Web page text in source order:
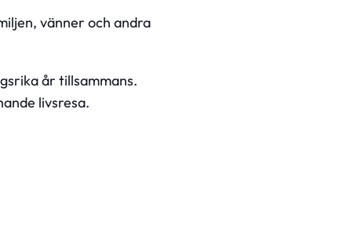
vänner och andra
år tillsammans.
livsresa.